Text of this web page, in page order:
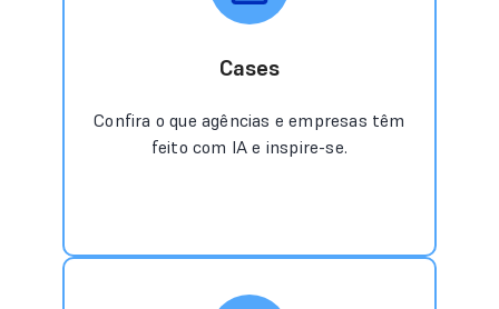
Cases
Confira o que agências e empresas têm
feito com IA e inspire-se.